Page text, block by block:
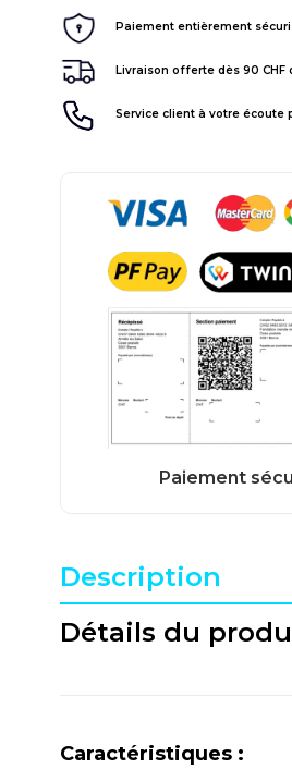
Paiement entièrement
Livraison offerte dès 90 CHF
Service client à votre écoute
Description
Détails du
Caractéristiques :